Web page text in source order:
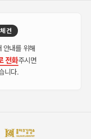
건
안내를 위해
전화주시면
니다.